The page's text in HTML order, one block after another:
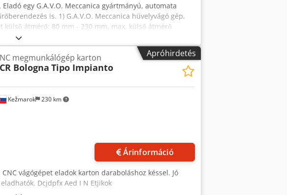
, Eladó egy G.A.V.O. Meccanica gyártmányú, automata
is. 1) G.A.V.O. Meccanica hüvelyvágó gép,
külső átmérő: 80 mm - 230 mm, max. külső átmérő
mm, max. vágási hossza: 3000 mm, min. vágási
esetén: kb. 4-5 mm, min. falvastagság műanyag hüvelyek
óra, vezérlés: Siemens, vágási hossztűrés: +/- 0,3 mm.
típus: DES DUS 1813, gyártási év: 2018,
áll. Megtekintés előzetes egyeztetés után
Apróhirdetés
Kežmarok 230 km
megmunkálógép karton
Bologna Tipo Impianto
Árinformáció
CNC vágógépet eladok karton daraboláshoz késsel. Jó
Dcjdpfx Aed I N Etjikok